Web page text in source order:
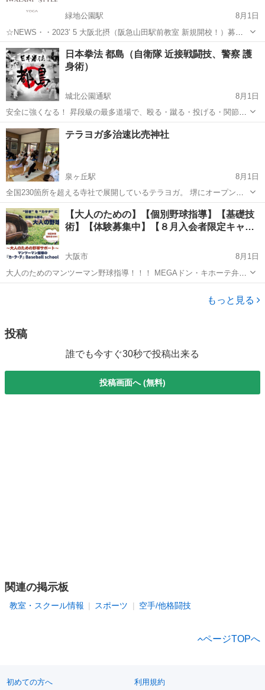
緑地公園駅
8月1日
☆NEWS・・2023’ 5 大阪北摂（阪急山田駅前教室 新規開校！）募集
開始♩ 【 美と健康を呼び起こす癒しのひとときを 】 イヴァラニ' スタ
イル ヨガは、どなたでもヨガを楽しんでもらえる笑顔のあふれる「...
大阪 吹田市 緑地公園駅 ヨガ YOGA
日本拳法 都島（自衛隊 近接戦闘技、警察 護
身術）
城北公園通駅
8月1日
安全に強くなる！ 昇段級の最多道場で、殴る・蹴る・投げる・関節逆
技・寝技を教えます。 女子部・高齢部も有ります。
大阪 大阪市 城北公園通駅 空手/他格闘技
テラヨガ多治速比売神社
泉ヶ丘駅
8月1日
全国230箇所を超える寺社で展開しているテラヨガ。 堺にオープンで
す！ 南区荒山公園の中央に位置する多治速比売神社。 緑に囲まれた境
内奥の会館にて、1時間のヨガクラスです。 一歩入れば外の喧騒から
すっかり切り離され、神聖な空...
大阪 堺市 泉ヶ丘駅 ヨガ お寺
【大人のための】【個別野球指導】【基礎技
術】【体験募集中】【８月入会者限定キャ…
大阪市
8月1日
大人のためのマンツーマン野球指導！！！ MEGAドン・キホーテ弁天
町店様 スポーツデポ 住之江店様 スポーツデポ 天王寺店様 大阪市
もっと見る
投稿
誰でも今すぐ30秒で投稿出来る
投稿画面へ (無料)
関連の掲示板
教室・スクール情報 スポーツ 空手/他格闘技
ページTOPへ
初めての方へ 利用規約